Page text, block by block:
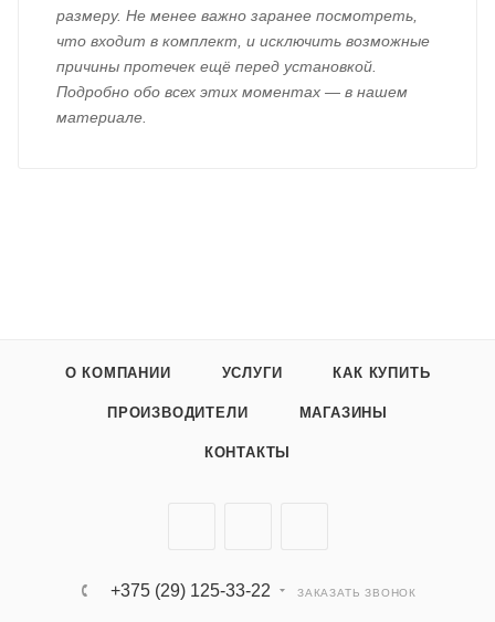
размеру. Не менее важно заранее посмотреть,
что входит в комплект, и исключить возможные
причины протечек ещё перед установкой.
Подробно обо всех этих моментах — в нашем
материале.
О КОМПАНИИ УСЛУГИ КАК КУПИТЬ
ПРОИЗВОДИТЕЛИ МАГАЗИНЫ
КОНТАКТЫ
+375 (29) 125-33-22 ЗАКАЗАТЬ ЗВОНОК